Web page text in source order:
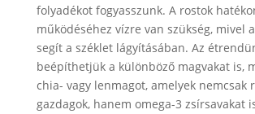
folyadékot fogyasszunk. A rostok
működéséhez vízre van szükség, mivel
segít a széklet lágyításában. Az
beépíthetjük a különböző magvakat is,
chia- vagy lenmagot, amelyek nemcsak
gazdagok, hanem omega-3 zsírsavakat